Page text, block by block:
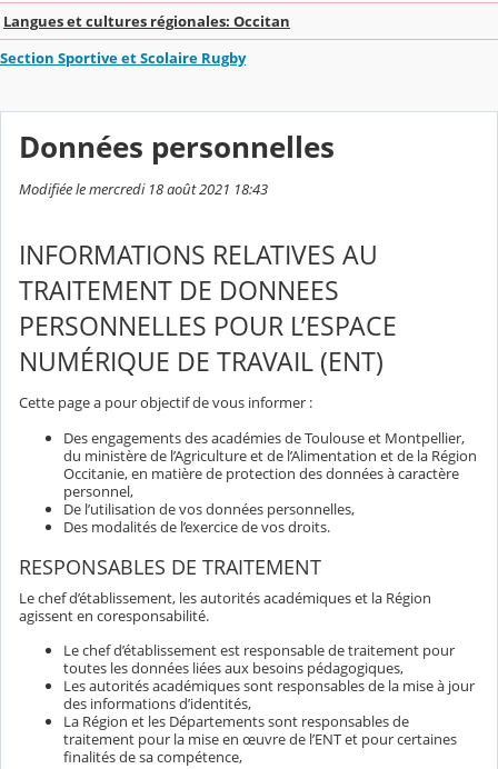
Langues et cultures régionales: Occitan
Section Sportive et Scolaire Rugby
Données personnelles
Modifiée le mercredi 18 août 2021 18:43
INFORMATIONS RELATIVES AU
TRAITEMENT DE DONNEES
PERSONNELLES POUR L’ESPACE
NUMÉRIQUE DE TRAVAIL (ENT)
Cette page a pour objectif de vous informer :
Des engagements des académies de Toulouse et Montpellier,
du ministère de l’Agriculture et de l’Alimentation et de la Région
Occitanie, en matière de protection des données à caractère
personnel,
De l’utilisation de vos données personnelles,
Des modalités de l’exercice de vos droits.
RESPONSABLES DE TRAITEMENT
Le chef d’établissement, les autorités académiques et la Région
agissent en coresponsabilité.
Le chef d’établissement est responsable de traitement pour
toutes les données liées aux besoins pédagogiques,
Les autorités académiques sont responsables de la mise à jour
des informations d’identités,
La Région et les Départements sont responsables de
traitement pour la mise en œuvre de l’ENT et pour certaines
finalités de sa compétence,